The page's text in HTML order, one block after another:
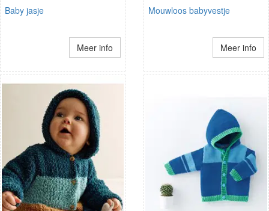
Baby jasje
Meer info
Mouwloos babyvestje
Meer info